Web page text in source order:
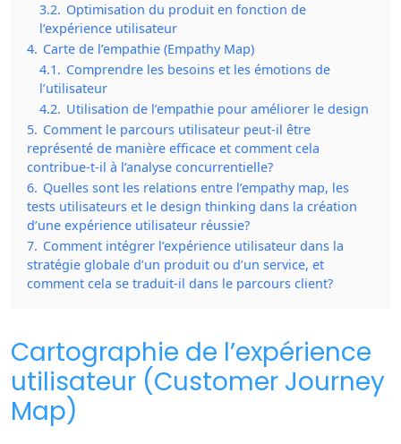
3.2. Optimisation du produit en fonction de
l’expérience utilisateur
4. Carte de l’empathie (Empathy Map)
4.1. Comprendre les besoins et les émotions de
l’utilisateur
4.2. Utilisation de l’empathie pour améliorer le design
5. Comment le parcours utilisateur peut-il être
représenté de manière efficace et comment cela
contribue-t-il à l’analyse concurrentielle?
6. Quelles sont les relations entre l’empathy map, les
tests utilisateurs et le design thinking dans la création
d’une expérience utilisateur réussie?
7. Comment intégrer l’expérience utilisateur dans la
stratégie globale d’un produit ou d’un service, et
comment cela se traduit-il dans le parcours client?
Cartographie de l’expérience
utilisateur (Customer Journey
Map)